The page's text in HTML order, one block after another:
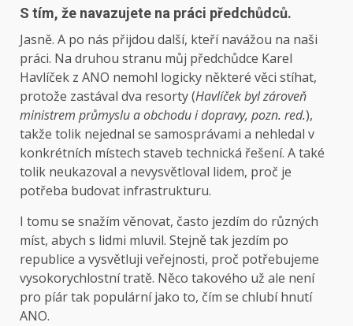
S tím, že navazujete na práci předchůdců.
Jasně. A po nás přijdou další, kteří navážou na naši
práci. Na druhou stranu můj předchůdce Karel
Havlíček z ANO nemohl logicky některé věci stíhat,
protože zastával dva resorty (Havlíček byl zároveň
ministrem průmyslu a obchodu i dopravy, pozn. red.),
takže tolik nejednal se samosprávami a nehledal v
konkrétních místech staveb technická řešení. A také
tolik neukazoval a nevysvětloval lidem, proč je
potřeba budovat infrastrukturu.
I tomu se snažím věnovat, často jezdím do různých
míst, abych s lidmi mluvil. Stejně tak jezdím po
republice a vysvětluji veřejnosti, proč potřebujeme
vysokorychlostní tratě. Něco takového už ale není
pro píár tak populární jako to, čím se chlubí hnutí
ANO.